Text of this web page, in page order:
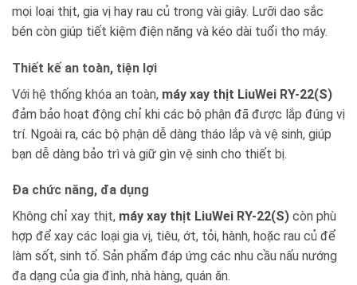
mọi loại thịt, gia vị hay rau củ trong vài giây. Lưỡi dao sắc
bén còn giúp tiết kiệm điện năng và kéo dài tuổi thọ máy.
Thiết kế an toàn, tiện lợi
Với hệ thống khóa an toàn, máy xay thịt LiuWei RY-22(S)
đảm bảo hoạt động chỉ khi các bộ phận đã được lắp đúng vị
trí. Ngoài ra, các bộ phận dễ dàng tháo lắp và vệ sinh, giúp
bạn dễ dàng bảo trì và giữ gìn vệ sinh cho thiết bị.
Đa chức năng, đa dụng
Không chỉ xay thịt, máy xay thịt LiuWei RY-22(S) còn phù
hợp để xay các loại gia vị, tiêu, ớt, tỏi, hành, hoặc rau củ để
làm sốt, sinh tố. Sản phẩm đáp ứng các nhu cầu nấu nướng
đa dạng của gia đình, nhà hàng, quán ăn.